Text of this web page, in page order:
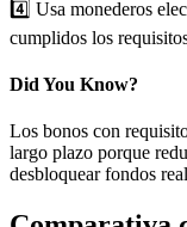
4️⃣ Usa monederos
cumplidos los
Did You Know?
Los bonos con
largo plazo porque
desbloquear fondos